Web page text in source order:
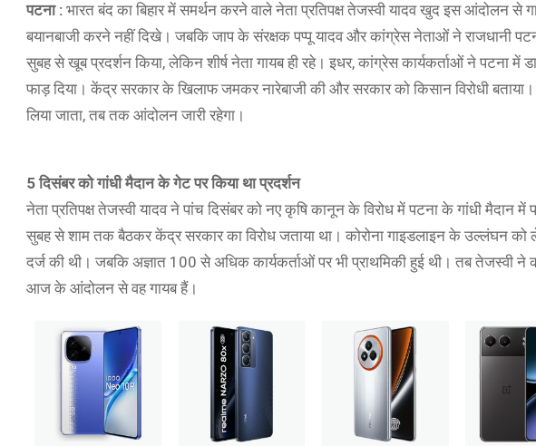
पटना : भारत बंद का बिहार में समर्थन करने वाले नेता प्रतिपक्ष तेजस्वी यादव खुद इस आंदोलन से
बयानबाजी करने नहीं दिखे। जबकि जाप के संरक्षक पप्पू यादव और कांग्रेस नेताओं ने राजधानी
सुबह से खूब प्रदर्शन किया, लेकिन शीर्ष नेता गायब ही रहे। इधर, कांग्रेस कार्यकर्ताओं ने पटना में
फाड़ दिया। केंद्र सरकार के खिलाफ जमकर नारेबाजी की और सरकार को किसान विरोधी
लिया जाता, तब तक आंदोलन जारी रहेगा।
5 दिसंबर को गांधी मैदान के गेट पर किया था प्रदर्शन
नेता प्रतिपक्ष तेजस्वी यादव ने पांच दिसंबर को नए कृषि कानून के विरोध में पटना के गांधी मैदान
सुबह से शाम तक बैठकर केंद्र सरकार का विरोध जताया था। कोरोना गाइडलाइन के उल्लंघन
दर्ज की थी। जबकि अज्ञात 100 से अधिक कार्यकर्ताओं पर भी प्राथमिकी हुई थी। तब
आज के आंदोलन से वह गायब हैं।